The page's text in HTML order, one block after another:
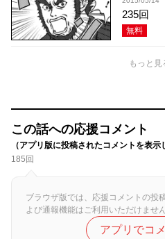
235回
無料
もっと見
この話への応援コメント
（アプリ版に投稿されたコメントを表示
185回
ブラウザ版では、応援コメントの投
よび通報機能はご利用いただけませ
アプリでコ